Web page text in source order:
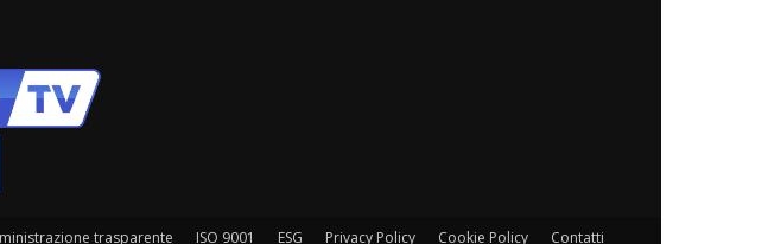
trasparente ISO 9001 ESG Privacy Policy Cookie Policy Contatti